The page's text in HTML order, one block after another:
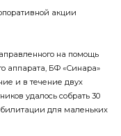
акции
на помощь
аппарата, БФ «Синара»
и в течение двух
удалось собрать 30
для маленьких